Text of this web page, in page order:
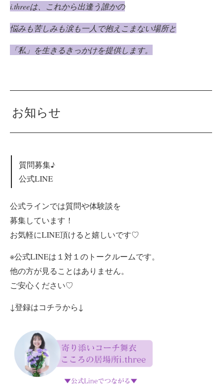
i.threeは、これから出逢う誰かの
悩みも苦しみも涙も一人で抱えこまない場所と
「私」を生きるきっかけを提供します。
お知らせ
質問募集♪
公式LINE
公式ラインでは質問や体験談を
募集しています！
お気軽にLINE頂けると嬉しいです♡
※公式LINEは１対１のトークルームです。
他の方が見ることはありません。
ご安心ください♡
↓登録はコチラから↓